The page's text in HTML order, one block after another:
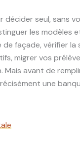
seul, sans
les modèles
façade, vérifier
migrer vos
avant de
une